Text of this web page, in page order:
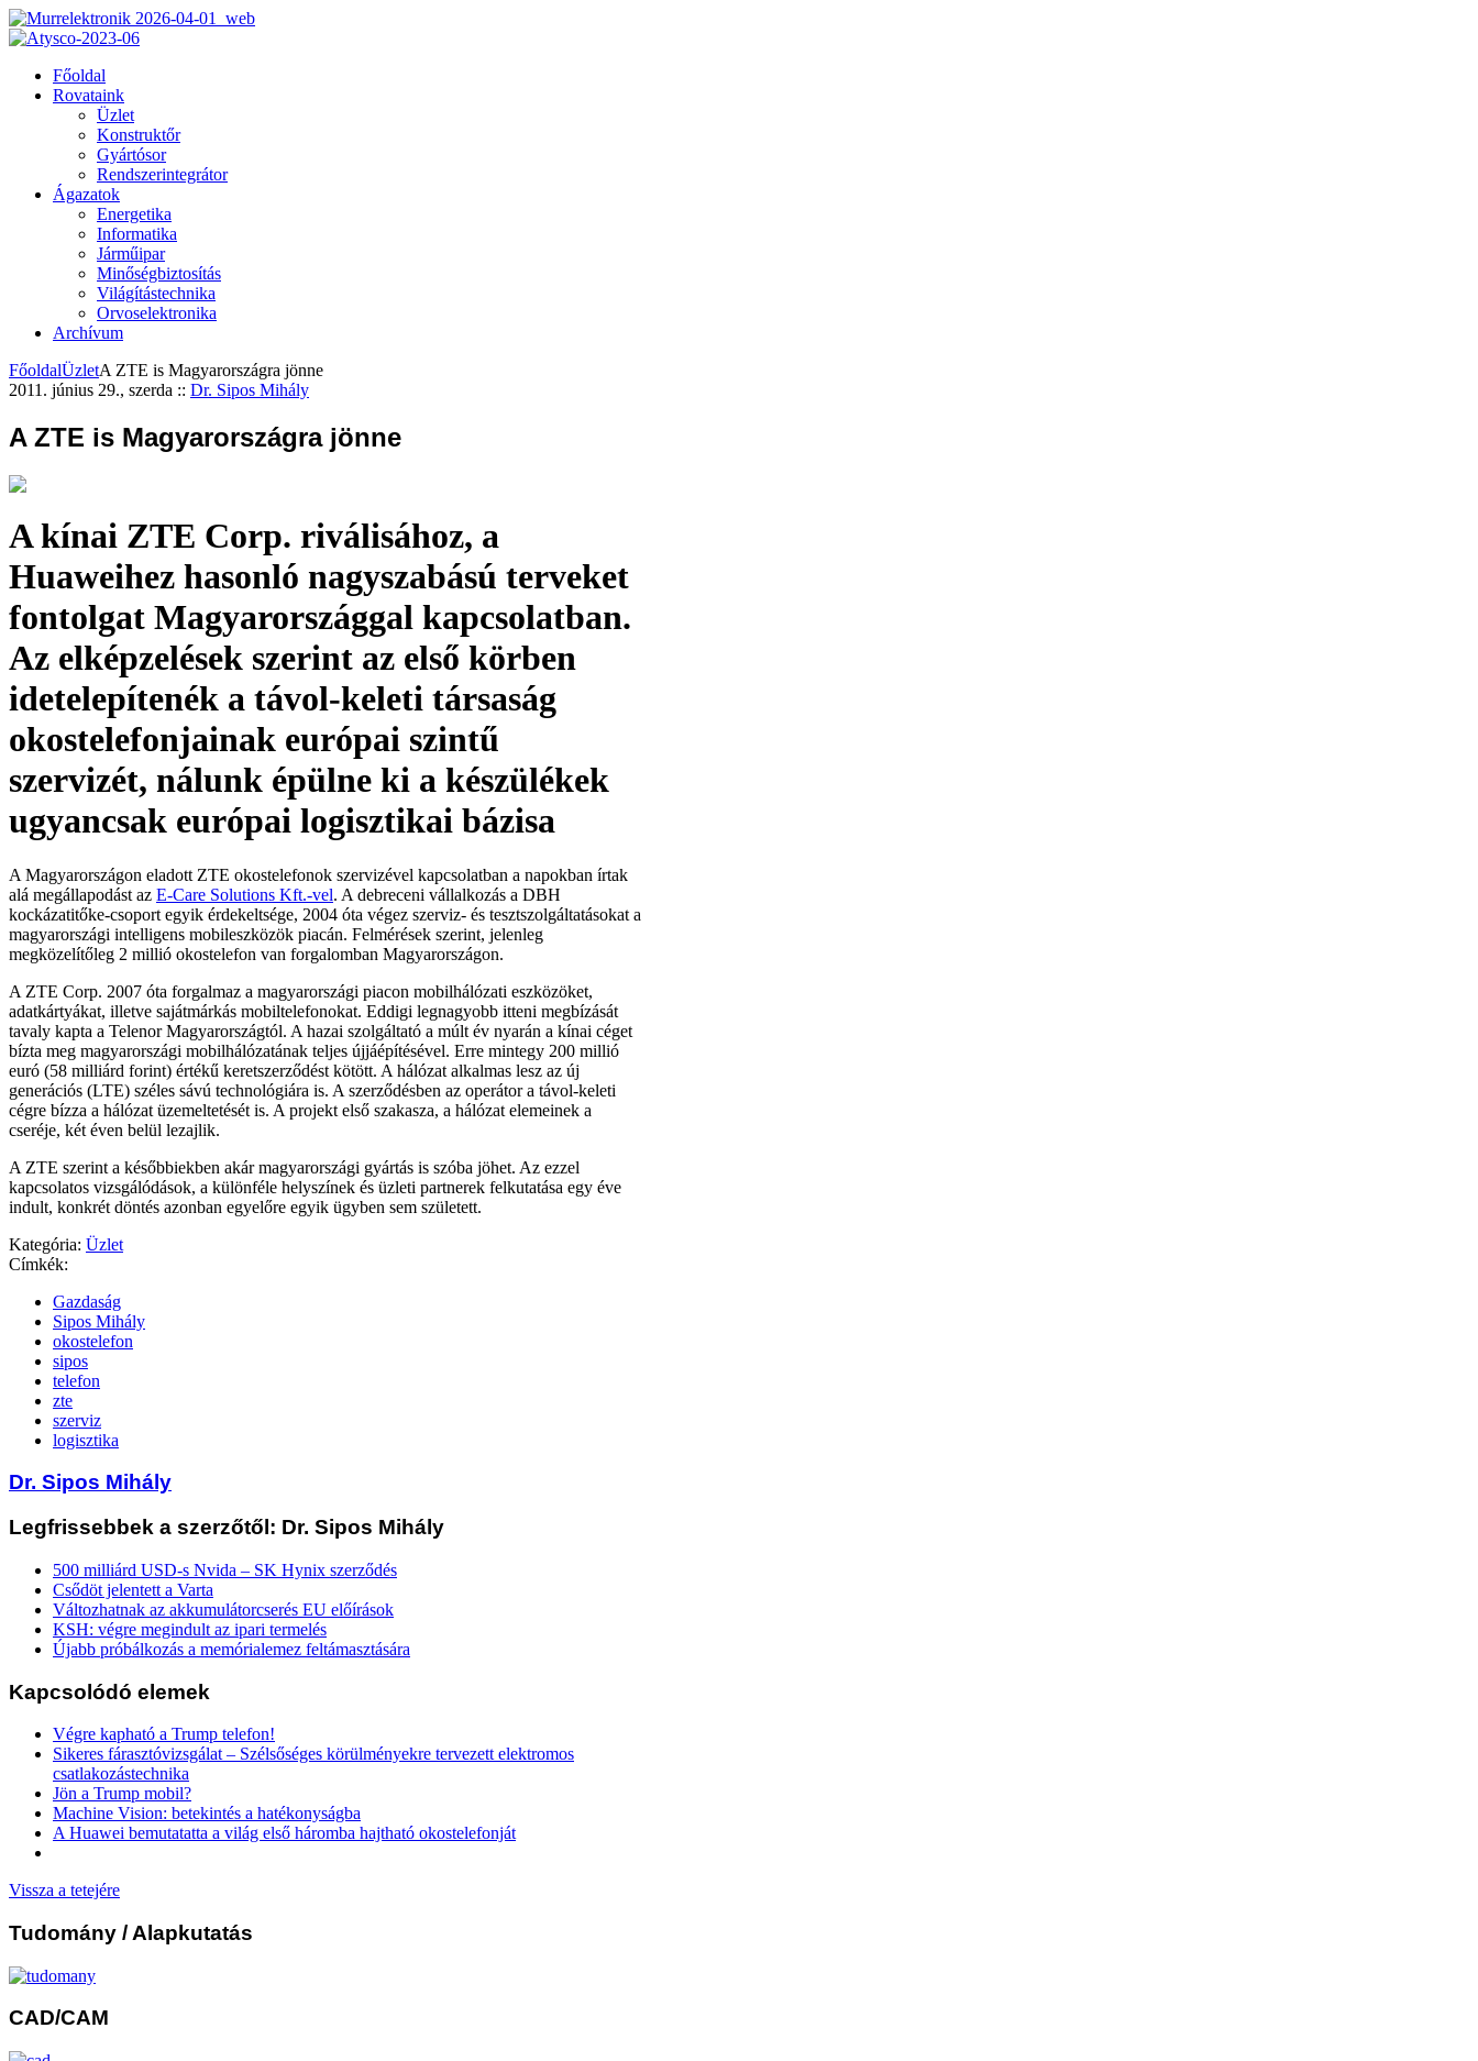
Főoldal
Rovataink
Üzlet
Konstruktőr
Gyártósor
Rendszerintegrátor
Ágazatok
Energetika
Informatika
Járműipar
Minőségbiztosítás
Világítástechnika
Orvoselektronika
Archívum
FőoldalÜzletA ZTE is Magyarországra jönne
2011. június 29., szerda :: Dr. Sipos Mihály
A ZTE is Magyarországra jönne
A kínai ZTE Corp. riválisához, a
Huaweihez hasonló nagyszabású terveket
fontolgat Magyarországgal kapcsolatban.
Az elképzelések szerint az első körben
idetelepítenék a távol-keleti társaság
okostelefonjainak európai szintű
szervizét, nálunk épülne ki a készülékek
ugyancsak európai logisztikai bázisa
A Magyarországon eladott ZTE okostelefonok szervizével kapcsolatban a napokban írtak
alá megállapodást az E-Care Solutions Kft.-vel. A debreceni vállalkozás a DBH
kockázatitőke-csoport egyik érdekeltsége, 2004 óta végez szerviz- és tesztszolgáltatásokat a
magyarországi intelligens mobileszközök piacán. Felmérések szerint, jelenleg
megközelítőleg 2 millió okostelefon van forgalomban Magyarországon.
A ZTE Corp. 2007 óta forgalmaz a magyarországi piacon mobilhálózati eszközöket,
adatkártyákat, illetve sajátmárkás mobiltelefonokat. Eddigi legnagyobb itteni megbízását
tavaly kapta a Telenor Magyarországtól. A hazai szolgáltató a múlt év nyarán a kínai céget
bízta meg magyarországi mobilhálózatának teljes újjáépítésével. Erre mintegy 200 millió
euró (58 milliárd forint) értékű keretszerződést kötött. A hálózat alkalmas lesz az új
generációs (LTE) széles sávú technológiára is. A szerződésben az operátor a távol-keleti
cégre bízza a hálózat üzemeltetését is. A projekt első szakasza, a hálózat elemeinek a
cseréje, két éven belül lezajlik.
A ZTE szerint a későbbiekben akár magyarországi gyártás is szóba jöhet. Az ezzel
kapcsolatos vizsgálódások, a különféle helyszínek és üzleti partnerek felkutatása egy éve
indult, konkrét döntés azonban egyelőre egyik ügyben sem született.
Kategória: Üzlet
Címkék:
Gazdaság
Sipos Mihály
okostelefon
sipos
telefon
zte
szerviz
logisztika
Dr. Sipos Mihály
Legfrissebbek a szerzőtől: Dr. Sipos Mihály
500 milliárd USD-s Nvida – SK Hynix szerződés
Csődöt jelentett a Varta
Változhatnak az akkumulátorcserés EU előírások
KSH: végre megindult az ipari termelés
Újabb próbálkozás a memórialemez feltámasztására
Kapcsolódó elemek
Végre kapható a Trump telefon!
Sikeres fárasztóvizsgálat – Szélsőséges körülményekre tervezett elektromos
csatlakozástechnika
Jön a Trump mobil?
Machine Vision: betekintés a hatékonyságba
A Huawei bemutatatta a világ első háromba hajtható okostelefonját
Vissza a tetejére
Tudomány / Alapkutatás
CAD/CAM